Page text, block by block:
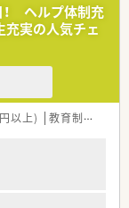
ヘルプ体制充
実の人気チェ
以上) 教育制度あり